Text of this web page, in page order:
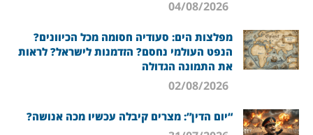
מפלצות הים: סעודיה חסומה מכל הכיוונים?
הנפט העולמי נחסם? הזדמנות לישראל? לראות
את התמונה הגדולה
“יום הדין”: מצרים קיבלה עכשיו מכה אנושה?